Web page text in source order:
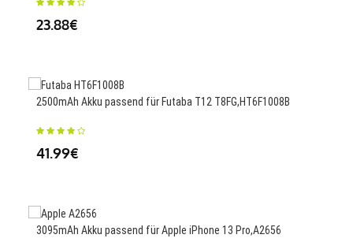
23.88€
2500mAh Akku passend für Futaba T12 T8FG,HT6F1008B
41.99€
3095mAh Akku passend für Apple iPhone 13 Pro,A2656